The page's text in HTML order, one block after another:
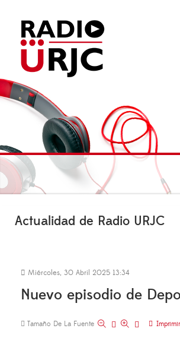
Actualidad de Radio URJC
Miércoles, 30 Abril 2025 13:34
Nuevo episodio de
Tamaño De La Fuente Imprimir